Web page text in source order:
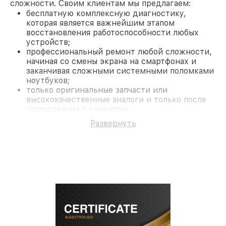
сложности. Своим клиентам мы предлагаем:
бесплатную комплексную диагностику,
которая является важнейшим этапом
восстановления работоспособности любых
устройств;
профессиональный ремонт любой сложности,
начиная со смены экрана на смартфонах и
заканчивая сложными системными поломками
ноутбуков;
только оригинальные запчасти или
высококачественные аналоги и только после
согласования с клиентом.
На все работы и замененные комплектующие
предоставляется длительная гарантия. В случае
современное оборудование и
лицензированное ПО в ремонтно-
Развернуть